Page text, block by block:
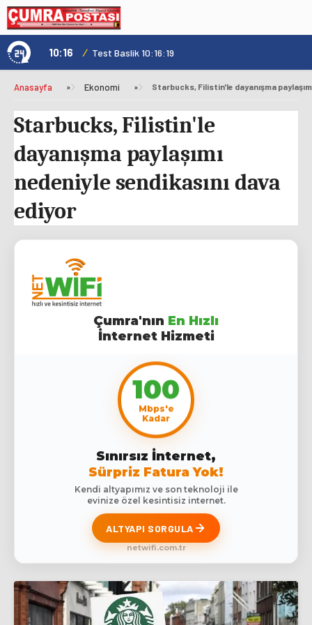
10:16 / Test Baslik 10:16:19
Anasayfa » Ekonomi »
Starbucks, Filistin'le
dayanışma paylaşımı
nedeniyle sendikasını dava
ediyor
Çumra'nın En Hızlı
İnternet Hizmeti
100
Mbps'e
Kadar
Sınırsız İnternet,
Sürpriz Fatura Yok!
Kendi altyapımız ve son teknoloji ile
evinize özel kesintisiz internet.
ALTYAPI SORGULA
netwifi.com.tr